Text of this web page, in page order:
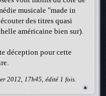
musicale "made in
des titres quasi
américaine bien sur).
déception pour cette
2012, 17h45, édité 1 fois.